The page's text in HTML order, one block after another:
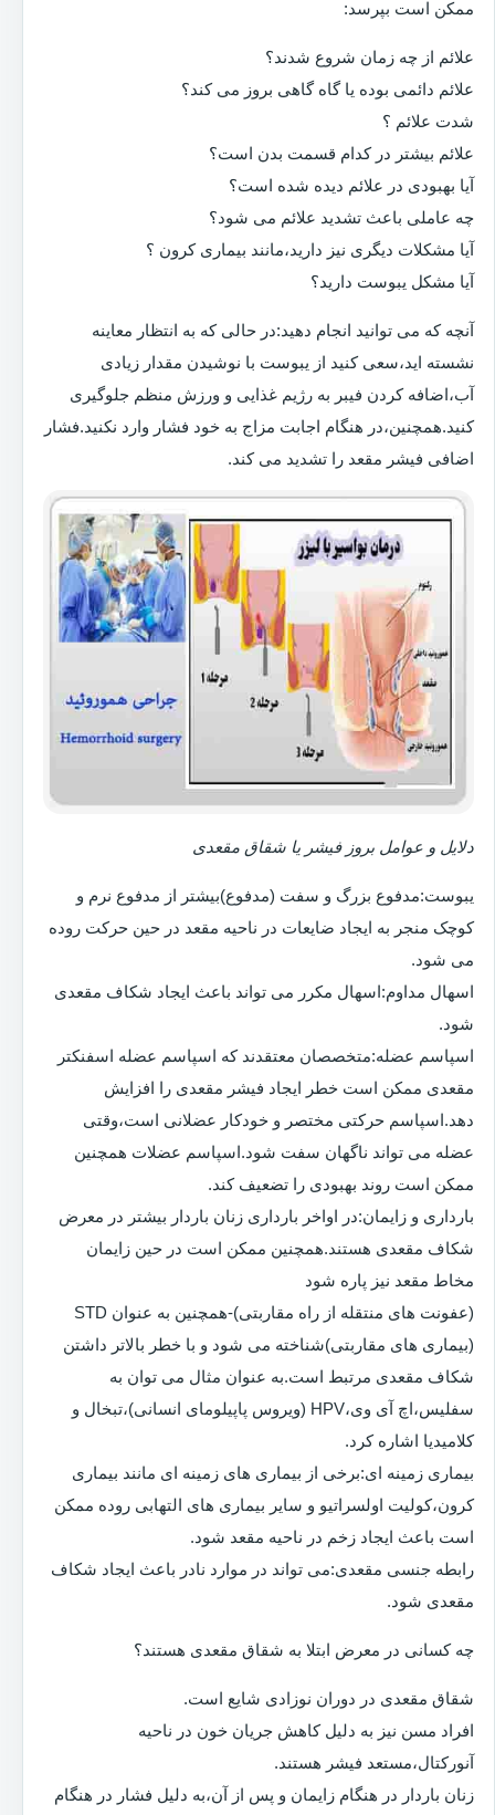
ممکن است بپرسد:
علائم از چه زمان شروع شدند؟
علائم دائمی بوده یا گاه گاهی بروز می کند؟
شدت علائم ؟
علائم بیشتر در کدام قسمت بدن است؟
آیا بهبودی در علائم دیده شده است؟
چه عاملی باعث تشدید علائم می شود؟
آیا مشکلات دیگری نیز دارید،مانند بیماری کرون ؟
آیا مشکل یبوست دارید؟
آنچه که می توانید انجام دهید:در حالی که به انتظار معاینه
نشسته اید،سعی کنید از یبوست با نوشیدن مقدار زیادی
آب،اضافه کردن فیبر به رژیم غذایی و ورزش منظم جلوگیری
کنید.همچنین،در هنگام اجابت مزاج به خود فشار وارد نکنید.فشار
اضافی فیشر مقعد را تشدید می کند.
دلایل و عوامل بروز فیشر یا شقاق مقعدی
یبوست:مدفوع بزرگ و سفت (مدفوع)بیشتر از مدفوع نرم و
کوچک منجر به ایجاد ضایعات در ناحیه مقعد در حین حرکت روده
می شود.
اسهال مداوم:اسهال مکرر می تواند باعث ایجاد شکاف مقعدی
شود.
اسپاسم عضله:متخصصان معتقدند که اسپاسم عضله اسفنکتر
مقعدی ممکن است خطر ایجاد فیشر مقعدی را افزایش
دهد.اسپاسم حرکتی مختصر و خودکار عضلانی است،وقتی
عضله می تواند ناگهان سفت شود.اسپاسم عضلات همچنین
ممکن است روند بهبودی را تضعیف کند.
بارداری و زایمان:در اواخر بارداری زنان باردار بیشتر در معرض
شکاف مقعدی هستند.همچنین ممکن است در حین زایمان
مخاط مقعد نیز پاره شود
(عفونت های منتقله از راه مقاربتی)-همچنین به عنوان STD
(بیماری های مقاربتی)شناخته می شود و با خطر بالاتر داشتن
شکاف مقعدی مرتبط است.به عنوان مثال می توان به
سفلیس،اچ آی وی،HPV (ویروس پاپیلومای انسانی)،تبخال و
کلامیدیا اشاره کرد.
بیماری زمینه ای:برخی از بیماری های زمینه ای مانند بیماری
کرون،کولیت اولسراتیو و سایر بیماری های التهابی روده ممکن
است باعث ایجاد زخم در ناحیه مقعد شود.
رابطه جنسی مقعدی:می تواند در موارد نادر باعث ایجاد شکاف
مقعدی شود.
چه کسانی در معرض ابتلا به شقاق مقعدی هستند؟
شقاق مقعدی در دوران نوزادی شایع است.
افراد مسن نیز به دلیل کاهش جریان خون در ناحیه
آنورکتال،مستعد فیشر هستند.
زنان باردار در هنگام زایمان و پس از آن،به دلیل فشار در هنگام